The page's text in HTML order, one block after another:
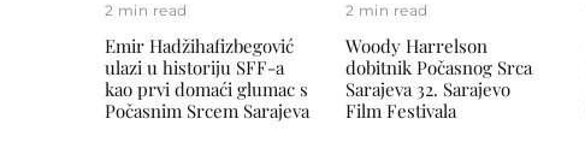
2 min read
Emir Hadžihafizbegović
ulazi u historiju SFF-a
kao prvi domaći glumac s
Počasnim Srcem Sarajeva
2 min read
Woody Harrelson
dobitnik Počasnog Srca
Sarajeva 32. Sarajevo
Film Festivala